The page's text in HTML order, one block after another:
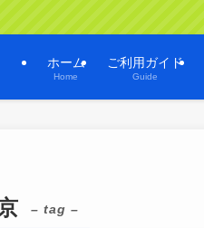
ホーム
Home
ご利用ガイド
Guide
– tag –